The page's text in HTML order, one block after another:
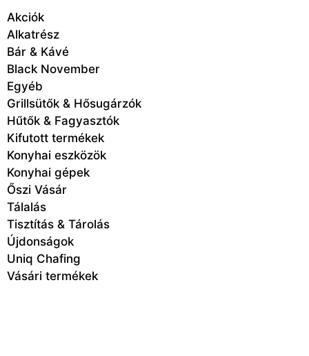
Akciók
Alkatrész
Bár & Kávé
Black November
Egyéb
Grillsütők & Hősugárzók
Hűtők & Fagyasztók
Kifutott termékek
Konyhai eszközök
Konyhai gépek
Őszi Vásár
Tálalás
Tisztítás & Tárolás
Újdonságok
Uniq Chafing
Vásári termékek